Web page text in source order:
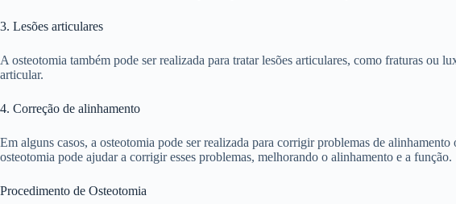
3. Lesões articulares
A osteotomia também pode ser realizada para tratar lesões articulares, como fraturas ou
articular.
4. Correção de alinhamento
Em alguns casos, a osteotomia pode ser realizada para corrigir problemas de
osteotomia pode ajudar a corrigir esses problemas, melhorando o alinhamento e a função.
Procedimento de Osteotomia